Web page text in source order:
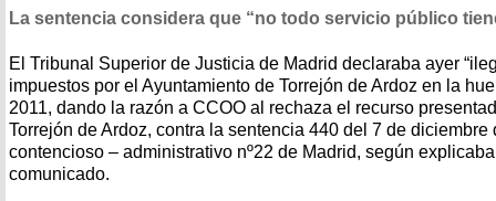
La sentencia considera que “no todo servicio público
El Tribunal Superior de Justicia de Madrid declaraba ayer
impuestos por el Ayuntamiento de Torrejón de Ardoz en la
2011, dando la razón a CCOO al rechaza el recurso
Torrejón de Ardoz, contra la sentencia 440 del 7 de
contencioso – administrativo nº22 de Madrid, según
comunicado.